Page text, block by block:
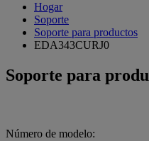
Hogar
Soporte
Soporte para productos
EDA343CURJ0
Soporte para
Número de modelo: